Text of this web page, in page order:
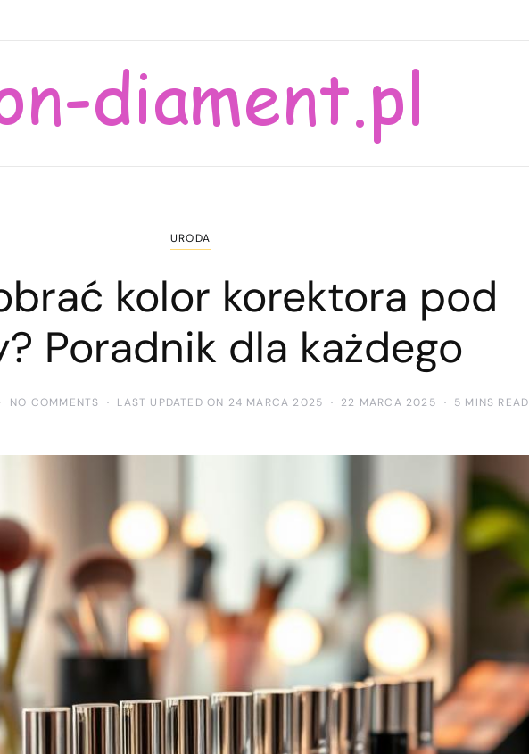
URODA
kolor korektora pod
Poradnik dla każdego
NO COMMENTS LAST UPDATED ON 24 MARCA 2025 22 MARCA 2025 5 MINS READ